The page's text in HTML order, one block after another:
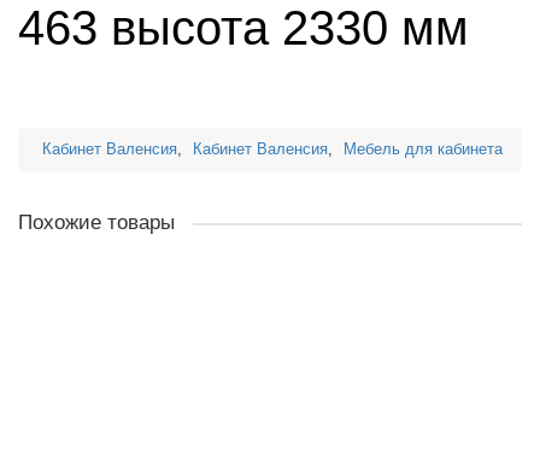
463 высота 2330 мм
Кабинет Валенсия, Кабинет Валенсия, Мебель для кабинета
Похожие товары